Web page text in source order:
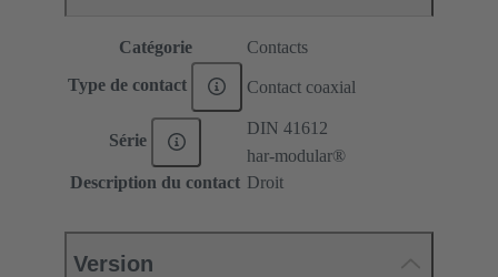
Catégorie Contacts
Type de contact Contact coaxial
Série
DIN 41612
har-modular®
Description du contact Droit
Version